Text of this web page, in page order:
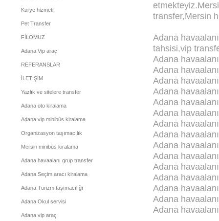
Kurye hizmeti
Pet Transfer
FİLOMUZ
Adana Vip araç
REFERANSLAR
İLETİŞİM
Yazlık ve sitelere transfer
Adana oto kiralama
Adana vip minibüs kiralama
Organizasyon taşımacılık
Mersin minibüs kiralama
Adana havaalanı grup transfer
Adana Seçim aracı kiralama
Adana Turizm taşımacılığı
Adana Okul servisi
Adana vip araç
transfer,Mersin
Adana
tahsisi,vip
Adana
Adana
Adana
Adana
Adana
Adana
Adana
Adana
Adana
Adana
Adana
Adana
Adana
Adana
Adana